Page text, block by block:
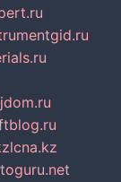
lcna.kz